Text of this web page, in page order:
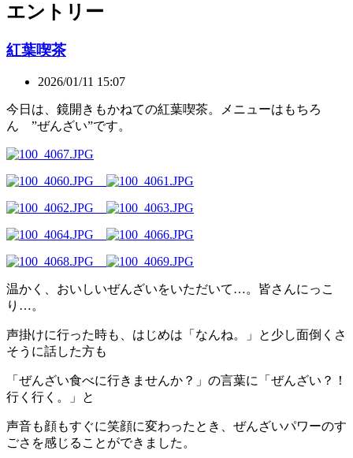
エントリー
紅葉喫茶
2026/01/11 15:07
今日は、鏡開きもかねての紅葉喫茶。メニューはもちろ
ん ”ぜんざい”です。
温かく、おいしいぜんざいをいただいて…。皆さんにっこ
り…。
声掛けに行った時も、はじめは「なんね。」と少し面倒くさ
そうに話した方も
「ぜんざい食べに行きませんか？」の言葉に「ぜんざい？！
行く行く。」と
声音も顔もすぐに笑顔に変わったとき、ぜんざいパワーのす
ごさを感じることができました。